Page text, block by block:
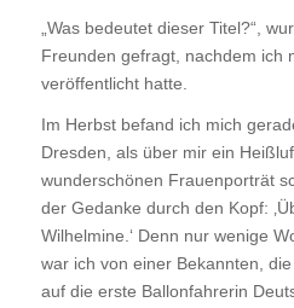
„Was bedeutet dieser Titel?“,
Freunden gefragt, nachdem ich
veröffentlicht hatte.
Im Herbst befand ich mich
Dresden, als über mir ein
wunderschönen Frauenporträt
der Gedanke durch den Kopf:
Wilhelmine.‘ Denn nur wenige
war ich von einer Bekannten,
auf die erste Ballonfahrerin